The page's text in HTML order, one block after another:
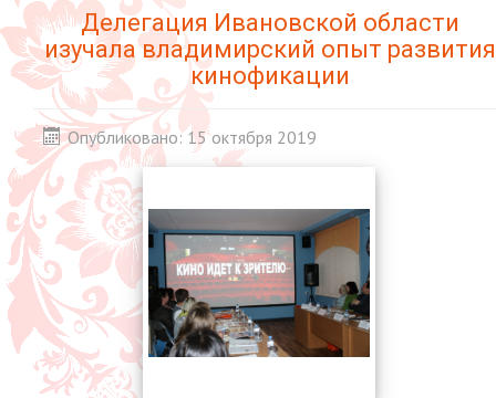
Делегация Ивановской области
изучала владимирский опыт развития
кинофикации
Опубликовано: 15 октября 2019